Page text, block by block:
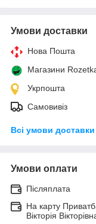
Умови доставки
Нова Пошта
Магазини
Укрпошта
Самовивіз
Всі умови доставки
Умови оплати
Післяплата
На карту
Вікторія